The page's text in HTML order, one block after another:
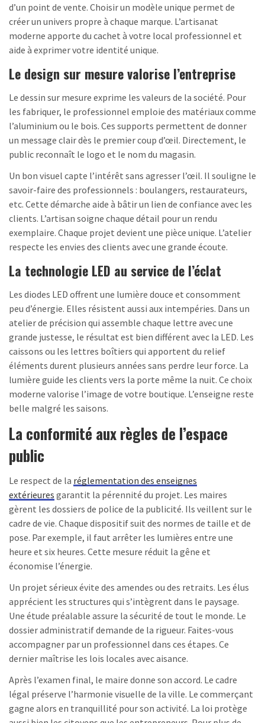
d’un point de vente. Choisir un modèle unique permet de
créer un univers propre à chaque marque. L’artisanat
moderne apporte du cachet à votre local professionnel et
aide à exprimer votre identité unique.
Le design sur mesure valorise l’entreprise
Le dessin sur mesure exprime les valeurs de la société. Pour
les fabriquer, le professionnel emploie des matériaux comme
l’aluminium ou le bois. Ces supports permettent de donner
un message clair dès le premier coup d’œil. Directement, le
public reconnaît le logo et le nom du magasin.
Un bon visuel capte l’intérêt sans agresser l’œil. Il souligne le
savoir-faire des professionnels : boulangers, restaurateurs,
etc. Cette démarche aide à bâtir un lien de confiance avec les
clients. L’artisan soigne chaque détail pour un rendu
exemplaire. Chaque projet devient une pièce unique. L’atelier
respecte les envies des clients avec une grande écoute.
La technologie LED au service de l’éclat
Les diodes LED offrent une lumière douce et consomment
peu d’énergie. Elles résistent aussi aux intempéries. Dans un
atelier de précision qui assemble chaque lettre avec une
grande justesse, le résultat est bien différent avec la LED. Les
caissons ou les lettres boîtiers qui apportent du relief
éléments durent plusieurs années sans perdre leur force. La
lumière guide les clients vers la porte même la nuit. Ce choix
moderne valorise l’image de votre boutique. L’enseigne reste
belle malgré les saisons.
La conformité aux règles de l’espace
public
Le respect de la réglementation des enseignes
extérieures garantit la pérennité du projet. Les maires
gèrent les dossiers de police de la publicité. Ils veillent sur le
cadre de vie. Chaque dispositif suit des normes de taille et de
pose. Par exemple, il faut arrêter les lumières entre une
heure et six heures. Cette mesure réduit la gêne et
économise l’énergie.
Un projet sérieux évite des amendes ou des retraits. Les élus
apprécient les structures qui s’intègrent dans le paysage.
Une étude préalable assure la sécurité de tout le monde. Le
dossier administratif demande de la rigueur. Faites-vous
accompagner par un professionnel dans ces étapes. Ce
dernier maîtrise les lois locales avec aisance.
Après l’examen final, le maire donne son accord. Le cadre
légal préserve l’harmonie visuelle de la ville. Le commerçant
gagne alors en tranquillité pour son activité. La loi protège